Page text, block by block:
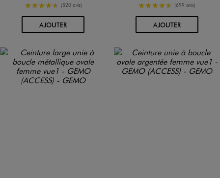
4.5/5 de moyenne
(520 avis)
AJOUTERAU PANIER
4.5/5 de moyenne
(699 avis)
AJOUTERAU PANIER